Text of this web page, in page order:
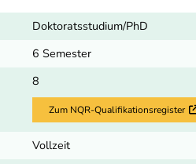
Doktoratsstudium/PhD
6 Semester
8
Zum NQR-Qualifikationsregister
Vollzeit